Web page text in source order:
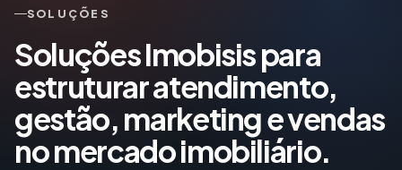
SOLUÇÕES
Soluções Imobisis para
estruturar atendimento,
gestão, marketing e vendas
no mercado imobiliário.